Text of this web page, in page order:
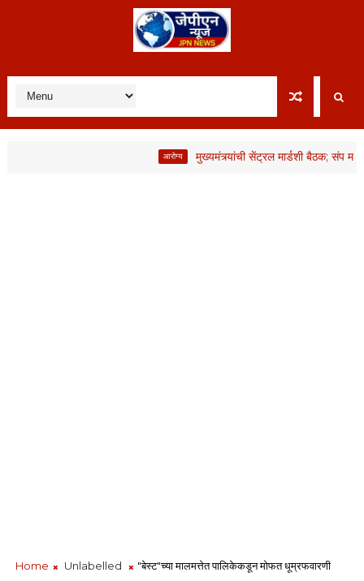
मुख्यमंत्र्यांची सेंट्रल मार्डशी बैठक; संप मागे,
Home Unlabelled "बेस्ट"च्या मालमत्तेत पालिकेकडून मोफत धूम्रफवारणी